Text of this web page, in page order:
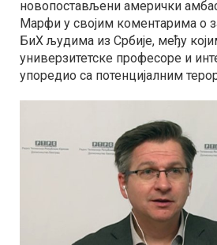
новопостављени амерички
Марфи у својим коментарима о
БиХ људима из Србије, међу
универзитетске професоре и
упоредио са потенцијалним